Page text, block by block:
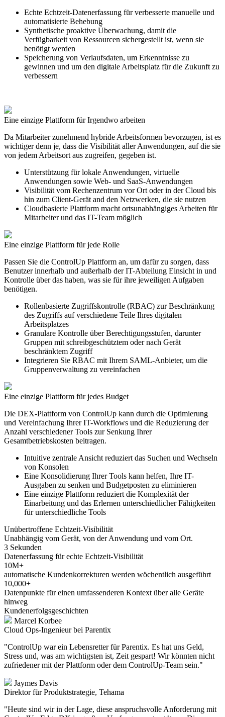
Echte Echtzeit-Datenerfassung für verbesserte manuelle und
automatisierte Behebung
Synthetische proaktive Überwachung, damit die
Verfügbarkeit von Ressourcen sichergestellt ist, wenn sie
benötigt werden
Speicherung von Verlaufsdaten, um Erkenntnisse zu
gewinnen und um den digitale Arbeitsplatz für die Zukunft zu
verbessern
Eine einzige Plattform fürIrgendwo arbeiten
Da Mitarbeiter zunehmend hybride Arbeitsformen bevorzugen, ist es
wichtiger denn je, dass die Visibilität aller Anwendungen, auf die sie
von jedem Arbeitsort aus zugreifen, gegeben ist.
Unterstützung für lokale Anwendungen, virtuelle
Anwendungen sowie Web- und SaaS-Anwendungen
Visibilität vom Rechenzentrum vor Ort oder in der Cloud bis
hin zum Client-Gerät and den Netzwerken, die sie nutzen
Cloudbasierte Plattform macht ortsunabhängiges Arbeiten für
Mitarbeiter und das IT-Team möglich
Eine einzige Plattform fürjede Rolle
Passen Sie die ControlUp Plattform an, um dafür zu sorgen, dass
Benutzer innerhalb und außerhalb der IT-Abteilung Einsicht in und
Kontrolle über das haben, was sie für ihre jeweiligen Aufgaben
benötigen.
Rollenbasierte Zugriffskontrolle (RBAC) zur Beschränkung
des Zugriffs auf verschiedene Teile Ihres digitalen
Arbeitsplatzes
Granulare Kontrolle über Berechtigungsstufen, darunter
Gruppen mit schreibgeschütztem oder nach Gerät
beschränktem Zugriff
Integrieren Sie RBAC mit Ihrem SAML-Anbieter, um die
Gruppenverwaltung zu vereinfachen
Eine einzige Plattform fürjedes Budget
Die DEX-Plattform von ControlUp kann durch die Optimierung
und Vereinfachung Ihrer IT-Workflows und die Reduzierung der
Anzahl verschiedener Tools zur Senkung Ihrer
Gesamtbetriebskosten beitragen.
Intuitive zentrale Ansicht reduziert das Suchen und Wechseln
von Konsolen
Eine Konsolidierung Ihrer Tools kann helfen, Ihre IT-
Ausgaben zu senken und Budgetposten zu eliminieren
Eine einzige Plattform reduziert die Komplexität der
Einarbeitung und das Erlernen unterschiedlicher Fähigkeiten
für unterschiedliche Tools
Unübertroffene Echtzeit-Visibilität
Unabhängig vom Gerät, von der Anwendung und vom Ort.
3 Sekunden
Datenerfassung für echte Echtzeit-Visibilität
10M+
automatische Kundenkorrekturen werden wöchentlich ausgeführt
10,000+
Datenpunkte für einen umfassenderen Kontext über alle Geräte
hinweg
Kundenerfolgsgeschichten
Marcel Korbee
Cloud Ops-Ingenieur bei Parentix
"ControlUp war ein Lebensretter für Parentix. Es hat uns Geld,
Stress und, was am wichtigsten ist, Zeit gespart! Wir könnten nicht
zufriedener mit der Plattform oder dem ControlUp-Team sein."
Jaymes Davis
Direktor für Produktstrategie, Tehama
"Heute sind wir in der Lage, diese anspruchsvolle Anforderung mit